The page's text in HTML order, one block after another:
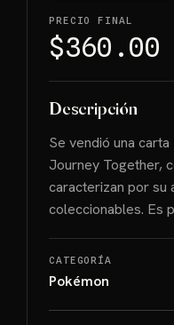
PRECIO FINAL
$360.00
Descripción
Se vendió una
Journey Together,
caracterizan por su
coleccionables. Es
CATEGORÍA
Pokémon